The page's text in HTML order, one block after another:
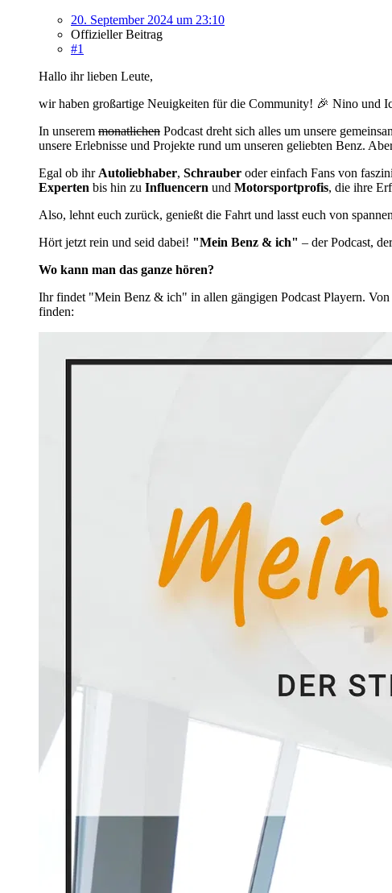
20. September 2024 um 23:10
Offizieller Beitrag
#1
Hallo ihr lieben Leute,
wir haben großartige Neuigkeiten für die Community! 🎉 Nino und
In unserem monatlichen Podcast dreht sich alles um unsere
unsere Erlebnisse und Projekte rund um unseren geliebten Benz.
Egal ob ihr Autoliebhaber, Schrauber oder einfach Fans von
Experten bis hin zu Influencern und Motorsportprofis, die ihre
Also, lehnt euch zurück, genießt die Fahrt und lasst euch von
Hört jetzt rein und seid dabei! "Mein Benz & ich" – der Podcast,
Wo kann man das ganze hören?
Ihr findet "Mein Benz & ich" in allen gängigen Podcast Playern.
finden: